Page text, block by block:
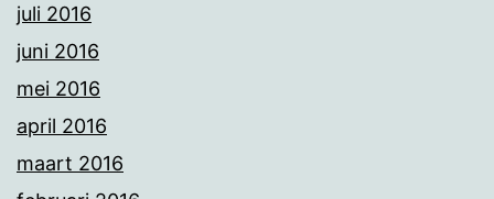
juli 2016
juni 2016
mei 2016
april 2016
maart 2016